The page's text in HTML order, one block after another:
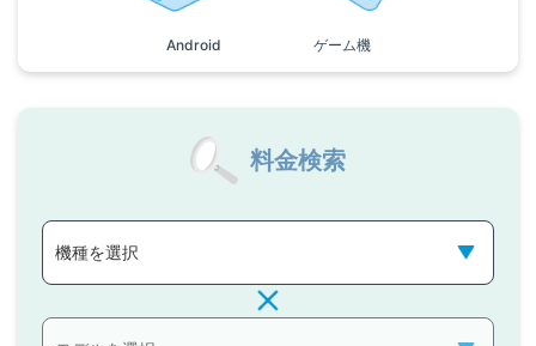
Android ゲーム機
料金検索